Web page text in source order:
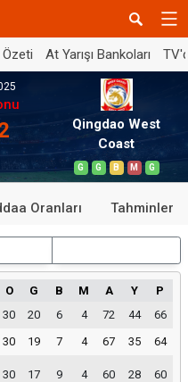
At Yarışı Bankoları
Qingdao West
Coast
G G B M G
Oranları Tahminler
O G B M A Y
P
30 20 6 4 72 44
66
30 19 7 4 67 35 64
30 17 9 4 60 28 60